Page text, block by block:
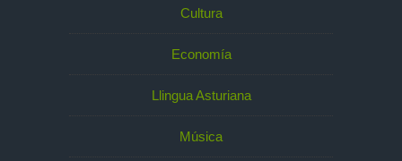
Cultura
Economía
Llingua Asturiana
Música